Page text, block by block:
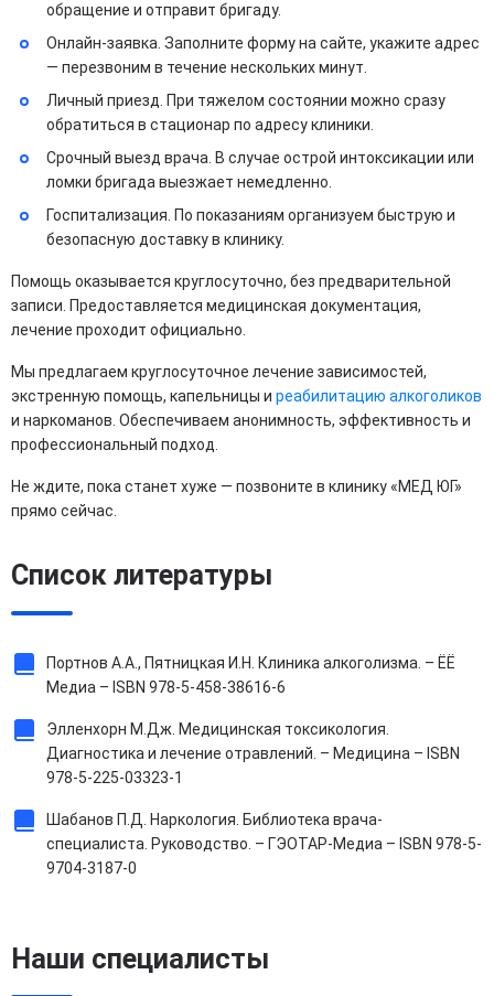
обращение и отправит бригаду.
Онлайн-заявка. Заполните форму на сайте, укажите адрес
— перезвоним в течение нескольких минут.
Личный приезд. При тяжелом состоянии можно сразу
обратиться в стационар по адресу клиники.
Срочный выезд врача. В случае острой интоксикации или
ломки бригада выезжает немедленно.
Госпитализация. По показаниям организуем быструю и
безопасную доставку в клинику.
Помощь оказывается круглосуточно, без предварительной
записи. Предоставляется медицинская документация,
лечение проходит официально.
Мы предлагаем круглосуточное лечение зависимостей,
экстренную помощь, капельницы и реабилитацию алкоголиков
и наркоманов. Обеспечиваем анонимность, эффективность и
профессиональный подход.
Не ждите, пока станет хуже — позвоните в клинику «МЕД ЮГ»
прямо сейчас.
Список литературы
Портнов А.А., Пятницкая И.Н. Клиника алкоголизма. – ЁЁ
Медиа – ISBN 978-5-458-38616-6
Элленхорн М.Дж. Медицинская токсикология.
Диагностика и лечение отравлений. – Медицина – ISBN
978-5-225-03323-1
Шабанов П.Д. Наркология. Библиотека врача-
специалиста. Руководство. – ГЭОТАР-Медиа – ISBN 978-5-
9704-3187-0
Наши специалисты